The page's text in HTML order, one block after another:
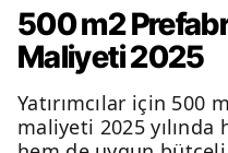
500 m2
Maliyeti 2025
Yatırımcılar için 500
maliyeti 2025 yılında